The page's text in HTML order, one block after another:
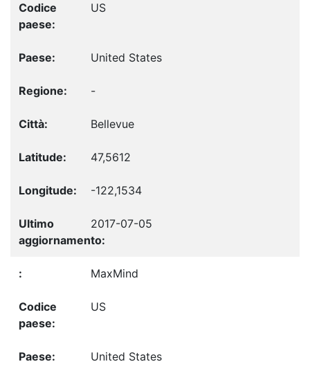
US
United States
-
Bellevue
47,5612
-122,1534
2017-07-05
MaxMind
US
United States